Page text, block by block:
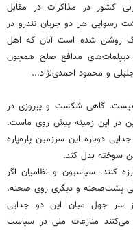
کشور در مذاکرات در مقابل
رسوایی هر دو جریان تندرو در
روشن شده است آنان که اهل
مدافع صلح همچون
و محمود احمدی‌نژاد...
نیست. گاهی شکست و پیروزی در
در این زمینه پیش روی ماست.
دوباره این سرزمین پاره‌پاره
سوخته بدل کند.
کنند. سیاسیون و نظامیان اگر
پشت‌صحنه و دیگری روی صحنه.
از سر جهل میان این دو جدایی
منازعات ملی در سیاست